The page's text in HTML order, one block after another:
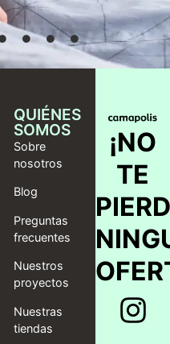
QUIÉNES
SOMOS
Sobre
nosotros
Blog
Preguntas
frecuentes
Nuestros
proyectos
Nuestras
tiendas
¡NO
TE